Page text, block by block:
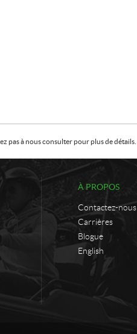
pas à nous consulter pour plus de détails.
À PROPOS
Contactez-nous
Carrières
Blogue
English